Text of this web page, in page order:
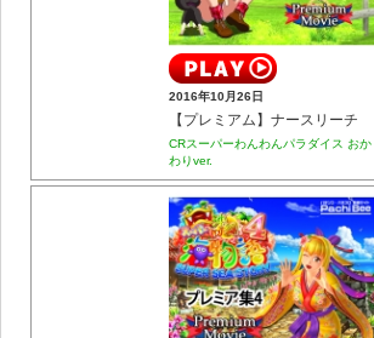
2016年10月26日
【プレミアム】ナースリーチ
CRスーパーわんわんパラダイス おか
わりver.